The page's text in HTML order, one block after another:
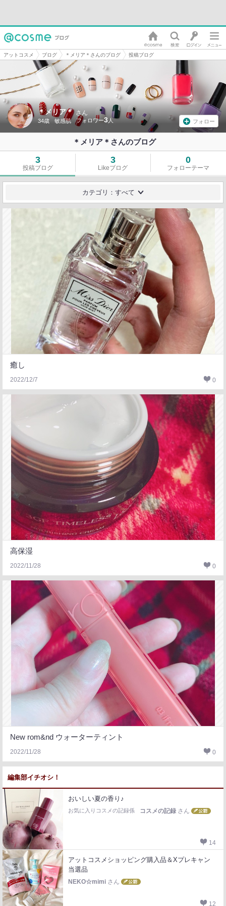
アットコスメ ブログ ＊メリア＊さんのブログ 投稿ブログ
＊メリア＊ さん
34歳 敏感肌 3 フォロー
＊メリア＊さんのブログ
3
投稿ブログ
3
Likeブログ
0
フォローテーマ
カテゴリ：すべて
癒し
2022/12/7 0
高保湿
2022/11/28 0
New rom&nd ウォーターティント
2022/11/28 0
編集部イチオシ！
おいしい夏の香り♪
お気に入りコスメの記録係 コスメの記録 さん
14
アットコスメショッピング購入品＆Xプレキャン
当選品
NEKO☆mimi さん
12